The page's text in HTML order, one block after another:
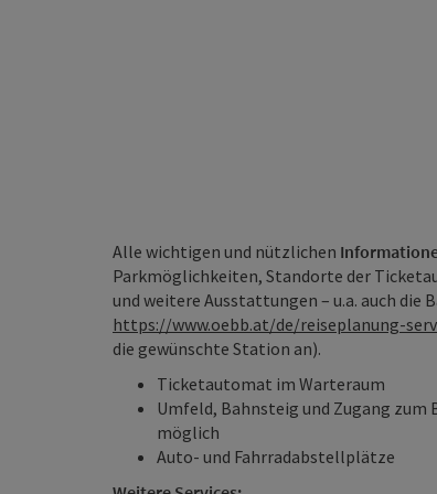
Alle wichtigen und nützlichen
Parkmöglichkeiten, Standorte der
und weitere Ausstattungen – u.a. auch die
https://www.oebb.at/de/reiseplanung-
die gewünschte Station an).
Ticketautomat im Warteraum
Umfeld, Bahnsteig und Zugang
möglich
Auto- und Fahrradabstellplätze